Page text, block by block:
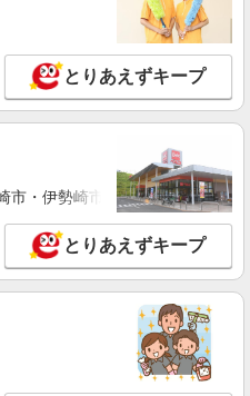
。
1400〜1600円（資格・経験によ
給1600〜1800円（資格・経験によ
※日
い対応も可能です。詳しくは面談
さい。 ◆交通費：別途全額支給 ※
駅】 ◆各線「上飯
安通駅」 ◆名鉄小牧線「味鋺
、近隣に多数勤務地あります！
なサ高住で生活ケア▼清掃やフ
2125円 ＜日払い有/週払い有/交
詳細を見る
とりあえずキープ
市・伊勢崎市・太田市・館林市
とりあえずキープ